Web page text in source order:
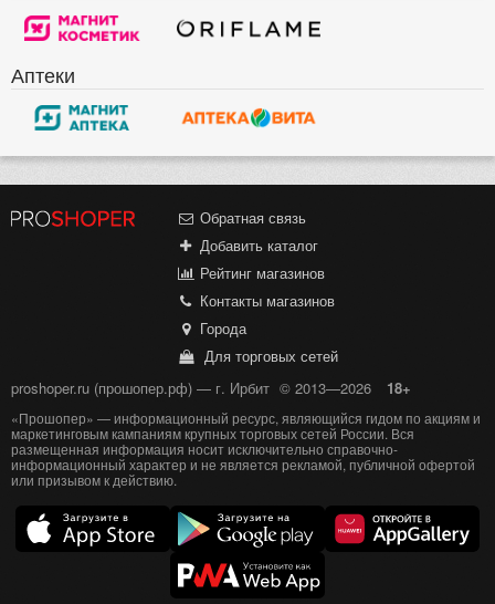
Аптеки
Обратная связь
Добавить каталог
Рейтинг магазинов
Контакты магазинов
Города
Для торговых сетей
proshoper.ru (прошопер.рф) — г. Ирбит © 2013—2026 18+
«Прошопер» — информационный ресурс, являющийся гидом по акциям и
маркетинговым кампаниям крупных торговых сетей России. Вся
размещенная информация носит исключительно справочно-
информационный характер и не является рекламой, публичной офертой
или призывом к действию.